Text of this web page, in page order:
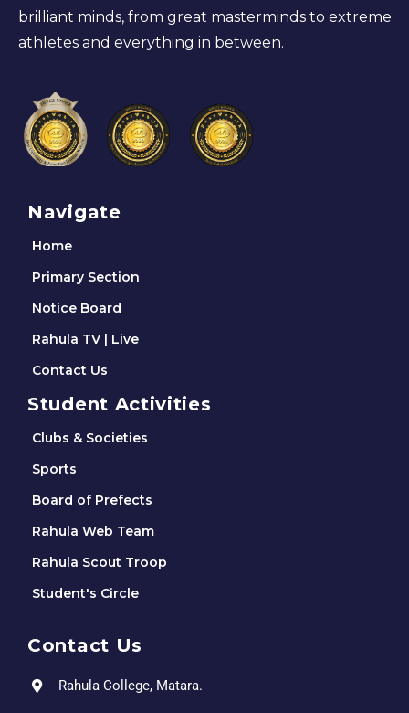
brilliant minds, from great masterminds to extreme
athletes and everything in between.
Navigate
Home
Primary Section
Notice Board
Rahula TV | Live
Contact Us
Student Activities
Clubs & Societies
Sports
Board of Prefects
Rahula Web Team
Rahula Scout Troop
Student's Circle
Contact Us
Rahula College, Matara.